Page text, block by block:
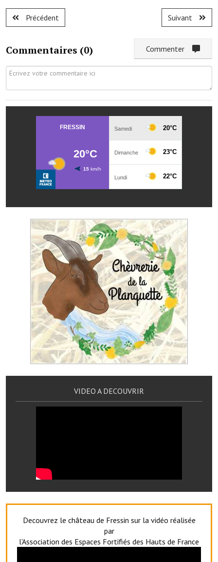
Toutes les publications
Communauté de communes
Autres groupements
Le conseil départemental
VILLE PRATIQUE
Affaires scolaires, CCAS
Eaux, assainissement
France services
France Renov
Déchets ménagers, tri sélectif, encombrants
Services publics communaux
Démarches administratives
Urbanisme
Biens à louer
Terrains et maisons à vendre
Commerçants, artisans
Exploitants agricoles
Précédent Suivant
Commentaires (0)
VIDEO A DECOUVRIR
Decouvrez le château de Fressin sur la vidéo réalisée
par
l'Association des Espaces Fortifiés des Hauts de France